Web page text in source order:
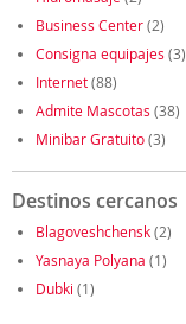
Business Center(2)
Consigna equipajes (3)
Internet(88)
Admite Mascotas (38)
Minibar Gratuito(3)
Destinos cercanos
Blagoveshchensk(2)
Yasnaya Polyana (1)
Dubki (1)